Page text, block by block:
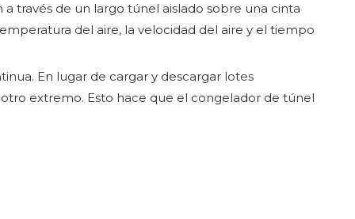
través de un largo túnel aislado sobre una cinta
del aire, la velocidad del aire y el tiempo
En lugar de cargar y descargar lotes
extremo. Esto hace que el congelador de túnel